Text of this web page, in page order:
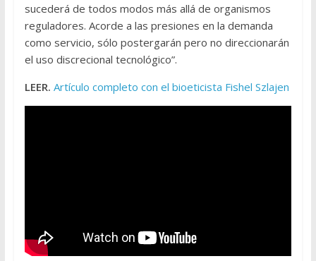
sucederá de todos modos más allá de organismos
reguladores. Acorde a las presiones en la demanda
como servicio, sólo postergarán pero no direccionarán
el uso discrecional tecnológico”.
LEER. Artículo completo con el bioeticista Fishel Szlajen